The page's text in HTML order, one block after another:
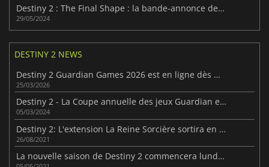
Destiny 2 : The Final Shape : la bande-annonce de lancement est ici
29/05/2024
DESTINY 2 NEWS
Destiny 2 Guardian Games 2026 est en ligne dès maintenant
25/03/2026
Destiny 2 - La Coupe annuelle des jeux Guardian est de retour !
05/03/2024
Destiny 2: L'extension La Reine Sorcière sortira en 2022
26/08/2021
La nouvelle saison de Destiny 2 commencera lundi prochain.